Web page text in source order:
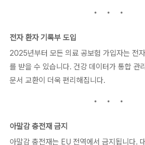
전자 환자 기록부 도입
2025년부터 모든 의료 공보험 가입자는 전
를 받을 수 있습니다. 건강 데이터가 통합 관
문서 교환이 더욱 편리해집니다.
아말감 충전재 금지
아말감 충전재는 EU 전역에서 금지됩니다.